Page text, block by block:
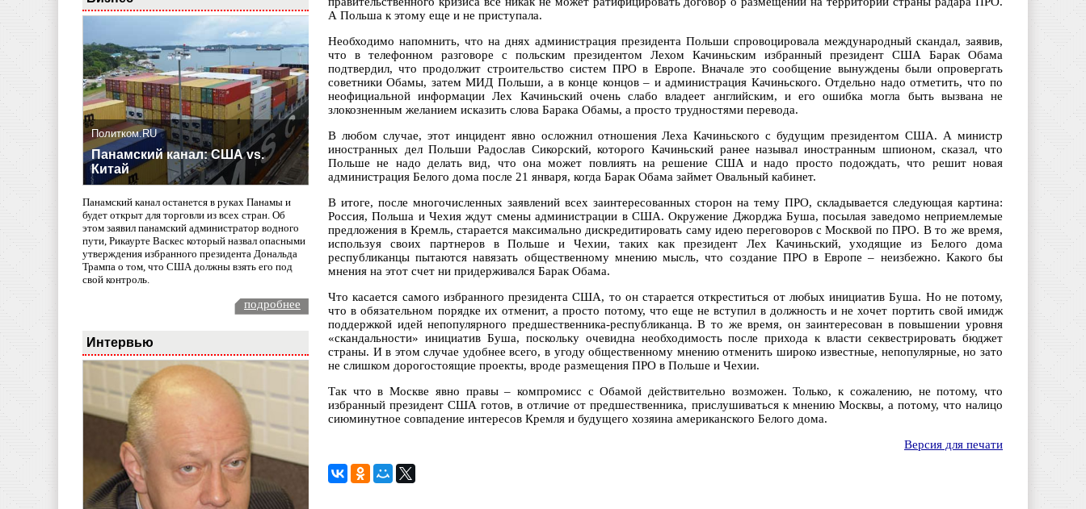
Политком.RU
Панамский канал: США vs.
Китай
Панамский канал останется в руках Панамы и
будет открыт для торговли из всех стран. Об
этом заявил панамский администратор водного
пути, Рикаурте Васкес который назвал опасными
утверждения избранного президента Дональда
Трампа о том, что США должны взять его под
свой контроль.
подробнее
Интервью
А Польша к этому еще и не приступала.
Необходимо напомнить, что на днях администрация президента Польши спровоцировала международный скандал, заявив,
что в телефонном разговоре с польским президентом Лехом Качиньским избранный президент США Барак Обама
подтвердил, что продолжит строительство систем ПРО в Европе. Вначале это сообщение вынуждены были опровергать
советники Обамы, затем МИД Польши, а в конце концов – и администрация Качиньского. Отдельно надо отметить, что по
неофициальной информации Лех Качиньский очень слабо владеет английским, и его ошибка могла быть вызвана не
злокозненным желанием исказить слова Барака Обамы, а просто трудностями перевода.
В любом случае, этот инцидент явно осложнил отношения Леха Качиньского с будущим президентом США. А министр
иностранных дел Польши Радослав Сикорский, которого Качиньский ранее называл иностранным шпионом, сказал, что
Польше не надо делать вид, что она может повлиять на решение США и надо просто подождать, что решит новая
администрация Белого дома после 21 января, когда Барак Обама займет Овальный кабинет.
В итоге, после многочисленных заявлений всех заинтересованных сторон на тему ПРО, складывается следующая картина:
Россия, Польша и Чехия ждут смены администрации в США. Окружение Джорджа Буша, посылая заведомо неприемлемые
предложения в Кремль, старается максимально дискредитировать саму идею переговоров с Москвой по ПРО. В то же время,
используя своих партнеров в Польше и Чехии, таких как президент Лех Качиньский, уходящие из Белого дома
республиканцы пытаются навязать общественному мнению мысль, что создание ПРО в Европе – неизбежно. Какого бы
мнения на этот счет ни придерживался Барак Обама.
Что касается самого избранного президента США, то он старается откреститься от любых инициатив Буша. Но не потому,
что в обязательном порядке их отменит, а просто потому, что еще не вступил в должность и не хочет портить свой имидж
поддержкой идей непопулярного предшественника-республиканца. В то же время, он заинтересован в повышении уровня
«скандальности» инициатив Буша, поскольку очевидна необходимость после прихода к власти секвестрировать бюджет
страны. И в этом случае удобнее всего, в угоду общественному мнению отменить широко известные, непопулярные, но зато
не слишком дорогостоящие проекты, вроде размещения ПРО в Польше и Чехии.
Так что в Москве явно правы – компромисс с Обамой действительно возможен. Только, к сожалению, не потому, что
избранный президент США готов, в отличие от предшественника, прислушиваться к мнению Москвы, а потому, что налицо
сиюминутное совпадение интересов Кремля и будущего хозяина американского Белого дома.
Версия для печати